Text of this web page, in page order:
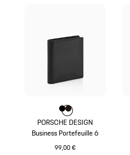
PORSCHE DESIGN
Business Portefeuille 6
99,00 €
Couleur
Couleur
Couleur